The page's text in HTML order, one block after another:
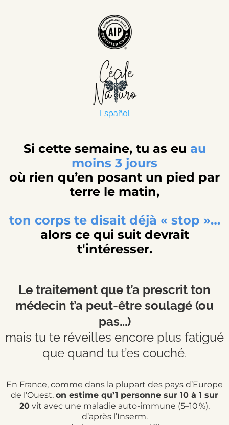
Español
Si cette semaine, tu as eu au
moins 3 jours
où rien qu’en posant un pied par
terre le matin,
ton corps te disait déjà « stop »…
alors ce qui suit devrait
t'intéresser.
Le traitement que t’a prescrit ton
médecin t’a peut-être soulagé (ou
pas...)
mais tu te réveilles encore plus fatigué
que quand tu t’es couché.
En France, comme dans la plupart des pays d’Europe
de l’Ouest, on estime qu’1 personne sur 10 à 1 sur
20 vit avec une maladie auto-immune (5–10 %),
d’après l’Inserm.